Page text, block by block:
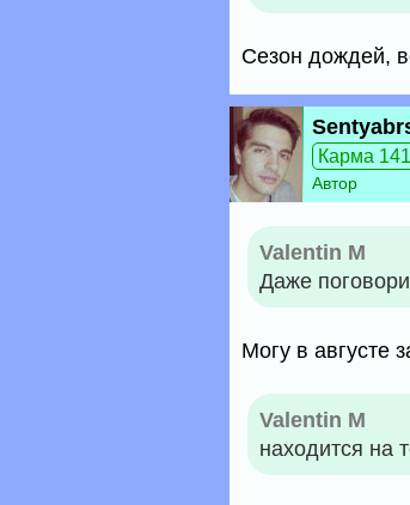
Сезон дождей,
Карма 141
Автор
Valentin M
Даже
Могу в августе
Valentin M
находится на